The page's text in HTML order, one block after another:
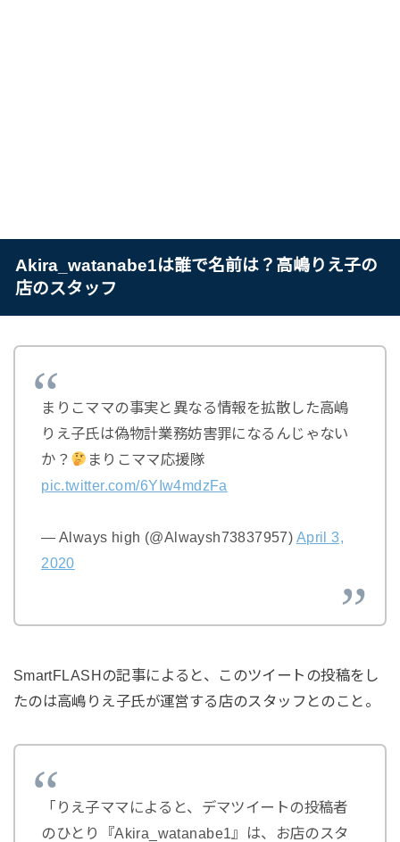
Akira_watanabe1は誰で名前は？高嶋りえ子の
店のスタッフ
まりこママの事実と異なる情報を拡散した高嶋
りえ子氏は偽物計業務妨害罪になるんじゃない
か？
まりこママ応援隊
pic.twitter.com/6YIw4mdzFa
— Always high (@Alwaysh73837957) April 3,
2020
SmartFLASHの記事によると、このツイートの投稿をし
たのは高嶋りえ子氏が運営する店のスタッフとのこと。
「りえ子ママによると、デマツイートの投稿者
のひとり『Akira_watanabe1』は、お店のスタ